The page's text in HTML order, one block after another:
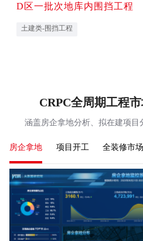
D区一批次地库内围挡工程
土建类-围挡工程
CRPC全周期工程
涵盖房企拿地分析、拟在建项目
房企拿地 项目开工 全装修市场